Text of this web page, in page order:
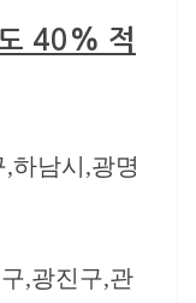
40% 적
하남시,광명
,광진구,관